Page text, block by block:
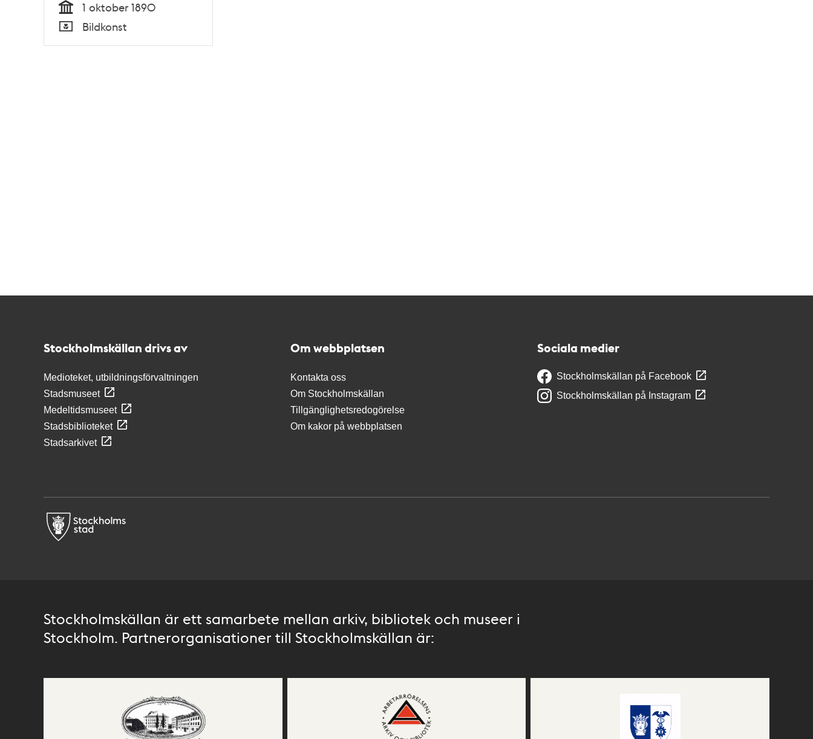
Tid
1 oktober 1890
Typ
Bildkonst
Stockholmskällan drivs av
Medioteket, utbildningsförvaltningen
Stadsmuseet
Medeltidsmuseet
Stadsbiblioteket
Stadsarkivet
Om webbplatsen
Kontakta oss
Om Stockholmskällan
Tillgänglighetsredogörelse
Om kakor på webbplatsen
Sociala medier
Stockholmskällan på Facebook
Stockholmskällan på Instagram
Stockholmskällan är ett samarbete mellan arkiv, bibliotek och museer i
Stockholm. Partnerorganisationer till Stockholmskällan är: